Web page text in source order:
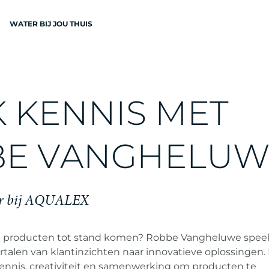
WATER BIJ JOU THUIS
KENNIS MET
E VANGHELUW
bij AQUALEX
tot stand komen? Robbe Vangheluwe
van klantinzichten naar innovatieve oplossingen.
creativiteit en samenwerking om producten te